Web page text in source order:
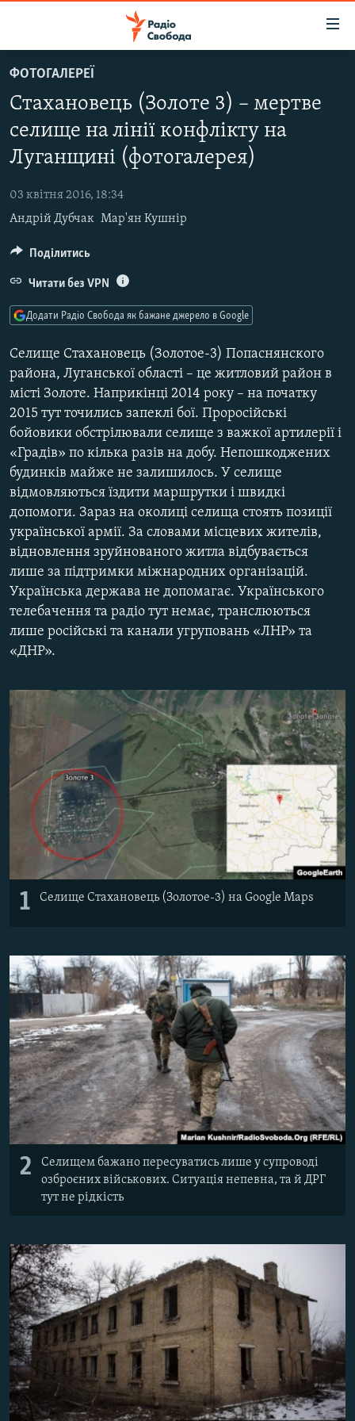
до
основного
матеріалу
до
навігації
Перейти
пошуку
ВСЕ ЗА ДОБУ
СТАТТІ
ПОЛІТИКА
ЕКОНОМІКА
СУСПІЛЬСТВО
КУЛЬТУРА
СПОРТ
УКРАЇНА
ВІЙНА
РОСІЙСЬКА «ФІЛЬТРАЦІЯ»
ДОНБАС.РЕАЛІЇ
КРИМ.РЕАЛІЇ
ТИ ЯК?
СХЕМИ
МУЛЬТИМЕДІА
ФОТО
СПЕЦПРОЄКТИ
ПОДКАСТИ
КРИМ РЕАЛІЇ
РУС
УКР
КТАТ
ДОЛУЧАЙСЯ!
Усі сайти RFE/RL
ФОТОГАЛЕРЕЇ
Стахановець (Золоте 3) – мертве
селище на лінії конфлікту на
Луганщині (фотогалерея)
03 квітня 2016, 18:34
Андрій Дубчак Мар'ян Кушнір
Селище Стахановець (Золотое-3) Попаснянского
района, Луганської області – це житловий район в
місті Золоте. Наприкінці 2014 року – на початку
2015 тут точились запеклі бої. Проросійські
бойовики обстрілювали селище з важкої артилерії і
«Градів» по кілька разів на добу. Непошкоджених
будинків майже не залишилось. У селище
відмовляються їздити маршрутки і швидкі
допомоги. Зараз на околиці селища стоять позиції
української армії. За словами місцевих жителів,
відновлення зруйнованого житла відбувається
лише за підтримки міжнародних організацій.
Українська держава не допомагає. Українського
телебачення та радіо тут немає, транслюються
лише російські та канали угруповань «ЛНР» та
«ДНР».
1 Селище Стахановець (Золотое-3) на Google Maps
2
Селищем бажано пересуватись лише у супроводі
озброєних військових. Ситуація непевна, та й ДРГ
тут не рідкість
Поділитись
Читати без VPN
Додати Радіо Свобода як бажане джерело в Google